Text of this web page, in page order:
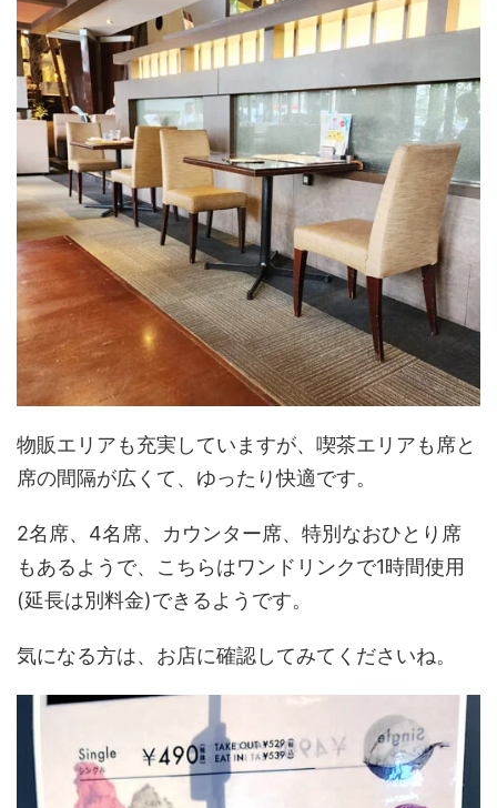
物販エリアも充実していますが、喫茶エリアも席と
席の間隔が広くて、ゆったり快適です。
2名席、4名席、カウンター席、特別なおひとり席
もあるようで、こちらはワンドリンクで1時間使用
(延長は別料金)できるようです。
気になる方は、お店に確認してみてくださいね。